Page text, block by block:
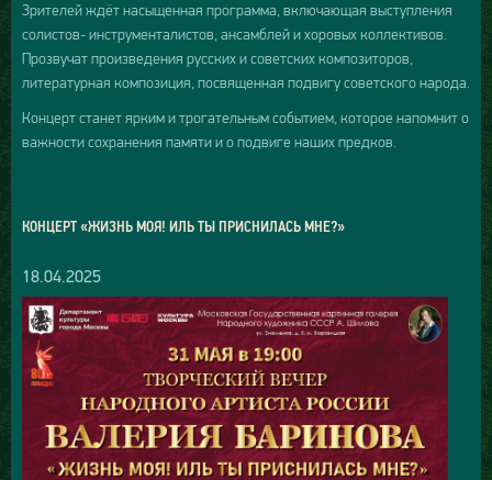
Зрителей ждёт насыщенная программа, включающая выступления
солистов- инструменталистов, ансамблей и хоровых коллективов.
Прозвучат произведения русских и советских композиторов,
литературная композиция, посвященная подвигу советского народа.
Концерт станет ярким и трогательным событием, которое напомнит о
важности сохранения памяти и о подвиге наших предков.
КОНЦЕРТ «ЖИЗНЬ МОЯ! ИЛЬ ТЫ ПРИСНИЛАСЬ МНЕ?»
18.04.2025